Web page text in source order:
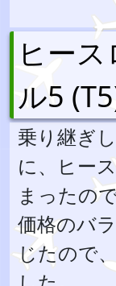
ヒー
ル5
乗り継ぎ
に、ヒー
まったの
価格のバ
じたので